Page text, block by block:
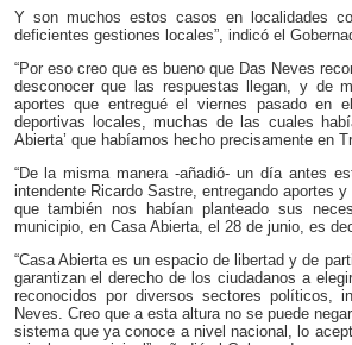
Y son muchos estos casos en localidades
deficientes gestiones locales”, indicó el
“Por eso creo que es bueno que Das Neves
desconocer que las respuestas llegan, y de
aportes que entregué el viernes pasado en
deportivas locales, muchas de las cuales
Abierta’ que habíamos hecho precisamente en
“De la misma manera -añadió- un día antes
intendente Ricardo Sastre, entregando aportes
que también nos habían planteado sus
municipio, en Casa Abierta, el 28 de junio, es
“Casa Abierta es un espacio de libertad y de
garantizan el derecho de los ciudadanos a
reconocidos por diversos sectores políticos,
Neves. Creo que a esta altura no se puede
sistema que ya conoce a nivel nacional, lo